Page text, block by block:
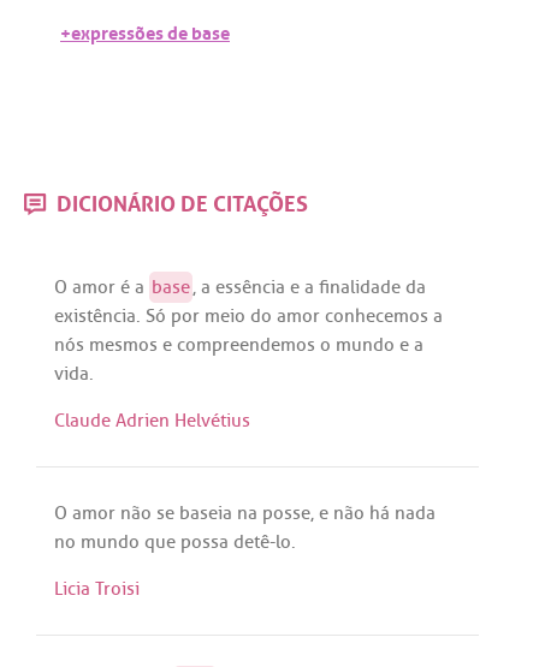
+expressões de base
DICIONÁRIO DE CITAÇÕES
O amor é a base, a essência e a finalidade da
existência. Só por meio do amor conhecemos a
nós mesmos e compreendemos o mundo e a
vida.
Claude Adrien Helvétius
O amor não se baseia na posse, e não há nada
no mundo que possa detê-lo.
Licia Troisi